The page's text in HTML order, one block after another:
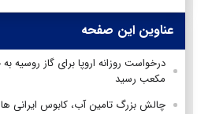
عناوین این صفحه
مکعب رسید
چالش بزرگ تامین آب، کابوس ایرانی ها